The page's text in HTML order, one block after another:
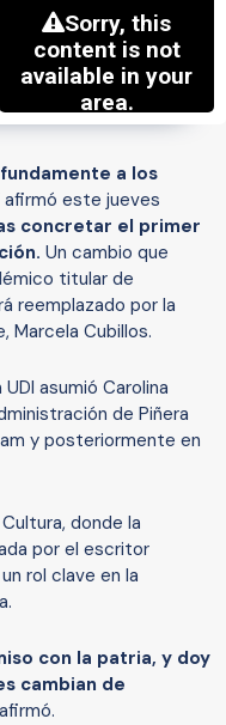
a los
afirmó este jueves
concretar el primer
Un cambio que
titular de
reemplazado por la
Marcela Cubillos.
asumió Carolina
de Piñera
y posteriormente en
donde la
por el escritor
rol clave en la
con la patria, y doy
cambian de
afirmó.